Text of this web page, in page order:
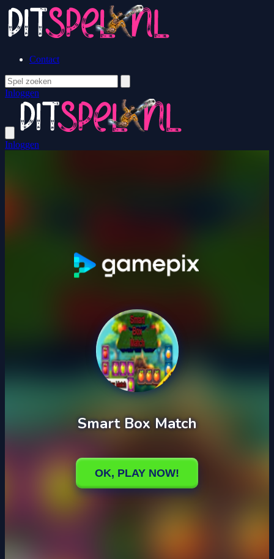
Contact
Inloggen
Inloggen